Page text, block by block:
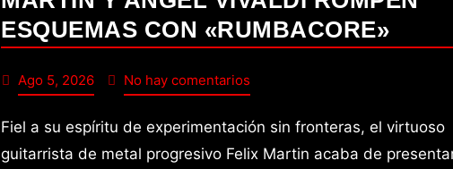
ESQUEMAS CON «RUMBACORE»
Ago 5, 2026 No hay comentarios
Fiel a su espíritu de experimentación sin fronteras, el virtuoso
guitarrista de metal progresivo Felix Martin acaba de